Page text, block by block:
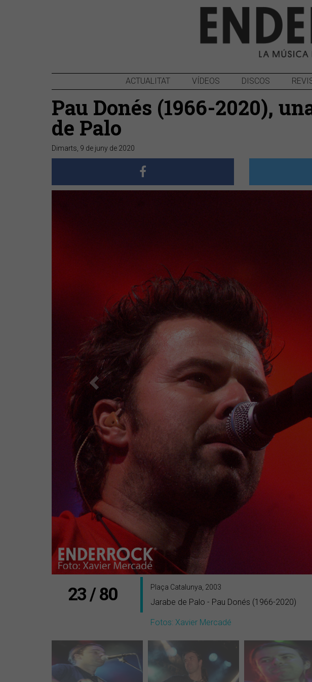
ACTUALITAT VÍDEOS DISCOS
Pau Donés (1966-2020),
de Palo
Dimarts, 9 de juny de 2020
23 / 80 Plaça Catalunya, 2003
Jarabe de Palo - Pau Donés (1966-2020)
Fotos: Xavier Mercadé